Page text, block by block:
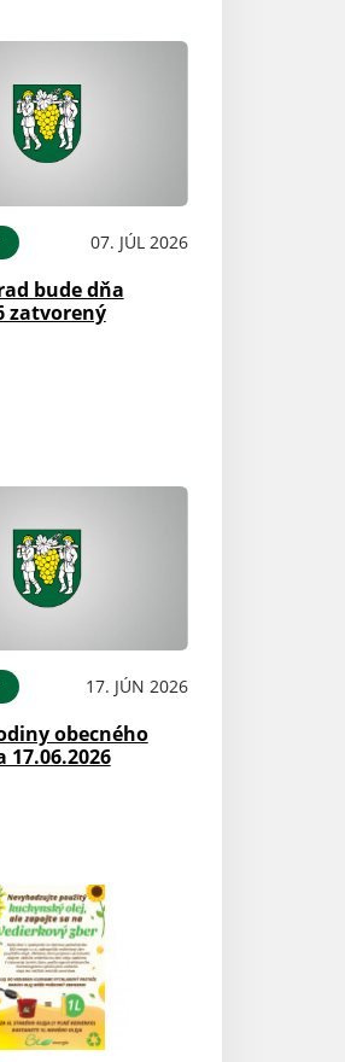
07. JÚL 2026
bude dňa
zatvorený
17. JÚN 2026
obecného